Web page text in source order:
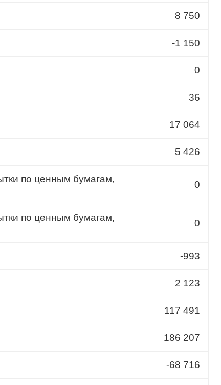
8 750
-1 150
0
36
17 064
5 426
по ценным бумагам,
0
по ценным бумагам,
0
-993
2 123
117 491
186 207
-68 716